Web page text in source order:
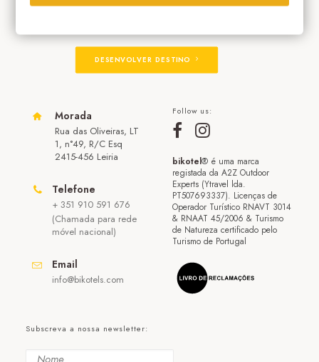
DESENVOLVER DESTINO
Morada
Rua das Oliveiras, LT
1, n°49, R/C Esq
2415-456 Leiria
Telefone
+ 351 910 591 676
(Chamada para rede
móvel nacional)
Email
info@bikotels.com
Follow us:
bikotel® é uma marca
registada da A2Z Outdoor
Experts (Ytravel lda.
PT507693337). Licenças de
Operador Turístico RNAVT 3014
& RNAAT 45/2006 & Turismo
de Natureza certificado pelo
Turismo de Portugal
Subscreva a nossa newsletter: